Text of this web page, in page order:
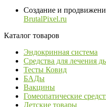
Создание и
BrutalPixel.ru
Каталог товаров
Эндокринная система
Средства для лечения
Тесты Ковид
БАДы
Вакцины
Гомеопатические
Детские товары